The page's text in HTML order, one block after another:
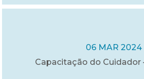
06 MAR 2024
Capacitação do Cuidador